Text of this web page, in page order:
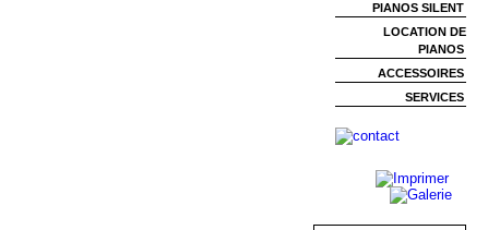
PIANOS SILENT
LOCATION DE
PIANOS
ACCESSOIRES
SERVICES